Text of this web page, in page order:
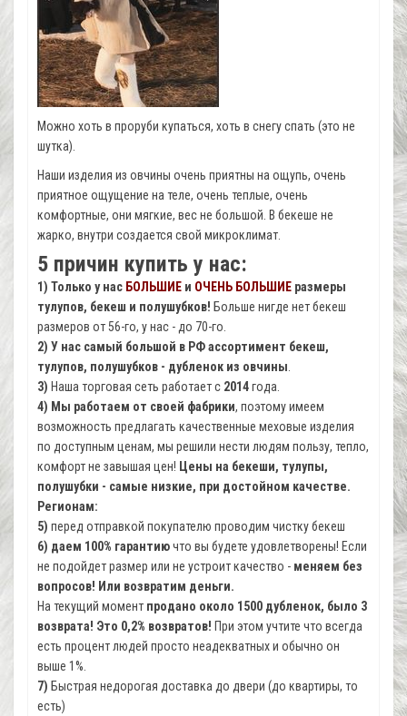
Можно хоть в проруби купаться, хоть в снегу спать (это не
шутка).
Наши изделия из овчины очень приятны на ощупь, очень
приятное ощущение на теле, очень теплые, очень
комфортные, они мягкие, вес не большой. В бекеше не
жарко, внутри создается свой микроклимат.
5 причин купить у нас:
1) Только у нас БОЛЬШИЕ и ОЧЕНЬ БОЛЬШИЕ размеры
тулупов, бекеш и полушубков! Больше нигде нет бекеш
размеров от 56-го, у нас - до 70-го.
2) У нас самый большой в РФ ассортимент бекеш,
тулупов, полушубков - дубленок из овчины
3) Наша торговая сеть работает с 2014года.
4) Мы работаем от своей фабрики, поэтому имеем
возможность предлагать качественные меховые изделия
по доступным ценам, мы решили нести людям пользу, тепло,
комфорт не завышая цен! Цены на бекеши, тулупы,
полушубки - самые низкие, при достойном качестве.
Регионам:
5) перед отправкой покупателю проводим чистку бекеш
6) даем 100% гарантиючто вы будете удовлетворены! Если
не подойдет размер или не устроит качество - меняем без
вопросов! Или возвратим деньги.
На текущий момент продано около 1500 дубленок, было 3
возврата! Это 0,2% возвратов! При этом учтите что всегда
есть процент людей просто неадекватных и обычно он
выше 1%.
7) Быстрая недорогая доставка до двери (до квартиры, то
есть)